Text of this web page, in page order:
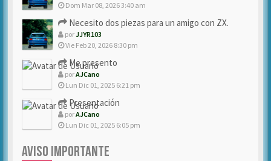
Dom Mar 08, 2026 3:40 am
Necesito dos piezas para un amigo con ZX.
porJJYR103
Vie Feb 20, 2026 8:30 pm
Me presento
porAJCano
Lun Dic 01, 2025 6:21 pm
Presentación
porAJCano
Lun Dic 01, 2025 6:05 pm
AVISO IMPORTANTE